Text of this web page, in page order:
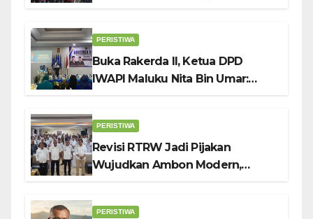
PERISTIWA
Buka Rakerda II, Ketua DPD
IWAPI Maluku Nita Bin Umar:
PERISTIWA
Revisi RTRW Jadi Pijakan
Wujudkan Ambon Modern,
PERISTIWA